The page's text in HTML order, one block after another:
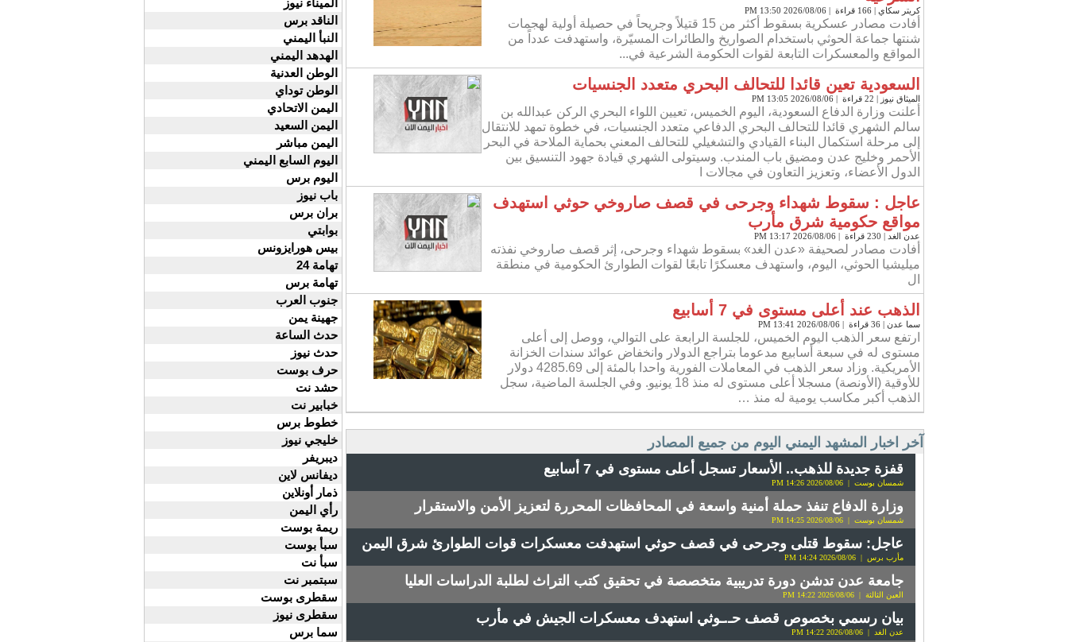
كريتر سكاي | 166 قراءة | 2026/08/06 13:50 PM
أفادت مصادر عسكرية بسقوط أكثر من 15 قتيلاً وجريحاً في حصيلة أولية لهجمات
شنتها جماعة الحوثي باستخدام الصواريخ والطائرات المسيّرة، واستهدفت عدداً من
المواقع والمعسكرات التابعة لقوات الحكومة الشرعية في...
السعودية تعين قائدا للتحالف البحري متعدد الجنسيات
الميثاق نيوز | 22 قراءة | 2026/08/06 13:05 PM
أعلنت وزارة الدفاع السعودية، اليوم الخميس، تعيين اللواء البحري الركن عبدالله بن
سالم الشهري قائدا للتحالف البحري الدفاعي متعدد الجنسيات، في خطوة تمهد للانتقال
إلى مرحلة استكمال البناء القيادي والتشغيلي للتحالف المعني بحماية الملاحة في البحر
الأحمر وخليج عدن ومضيق باب المندب. وسيتولى الشهري قيادة جهود التنسيق بين
الدول الأعضاء، وتعزيز التعاون في مجالات ا
عاجل : سقوط شهداء وجرحى في قصف صاروخي حوثي استهدف
مواقع حكومية شرق مأرب
عدن الغد | 230 قراءة | 2026/08/06 13:17 PM
أفادت مصادر لصحيفة «عدن الغد» بسقوط شهداء وجرحى، إثر قصف صاروخي نفذته
ميليشيا الحوثي، اليوم، واستهدف معسكرًا تابعًا لقوات الطوارئ الحكومية في منطقة
ال
الذهب عند أعلى مستوى في 7 أسابيع
سما عدن | 36 قراءة | 2026/08/06 13:41 PM
ارتفع سعر الذهب اليوم الخميس، للجلسة الرابعة على التوالي، ووصل إلى أعلى
مستوى له في سبعة أسابيع مدعوما بتراجع الدولار وانخفاض عوائد سندات الخزانة
الأمريكية. وزاد سعر الذهب في المعاملات الفورية واحدا بالمئة إلى 4285.69 دولار
للأوقية (الأونصة) مسجلا أعلى مستوى له منذ 18 يونيو. وفي الجلسة الماضية، سجل
الذهب أكبر مكاسب يومية له منذ …
آخر اخبار المشهد اليمني اليوم من جميع المصادر
قفزة جديدة للذهب.. الأسعار تسجل أعلى مستوى في 7 أسابيع
شمسان بوست | 2026/08/06 14:26 PM
وزارة الدفاع تنفذ حملة أمنية واسعة في المحافظات المحررة لتعزيز الأمن والاستقرار
شمسان بوست | 2026/08/06 14:25 PM
عاجل: سقوط قتلى وجرحى في قصف حوثي استهدفت معسكرات قوات الطوارئ شرق اليمن
مأرب برس | 2026/08/06 14:24 PM
جامعة عدن تدشن دورة تدريبية متخصصة في تحقيق كتب التراث لطلبة الدراسات العليا
العين الثالثة | 2026/08/06 14:22 PM
بيان رسمي بخصوص قصف حـ.ـوثي استهدف معسكرات الجيش في مأرب
عدن الغد | 2026/08/06 14:22 PM
الميناء نيوز
الناقد برس
النبأ اليمني
الهدهد اليمني
الوطن العدنية
الوطن توداي
اليمن الاتحادي
اليمن السعيد
اليمن مباشر
اليوم السابع اليمني
اليوم برس
باب نيوز
بران برس
بوابتي
بيس هورايزونس
تهامة 24
تهامة برس
جنوب العرب
جهينة يمن
حدث الساعة
حدث نيوز
حرف بوست
حشد نت
خبابير نت
خطوط برس
خليجي نيوز
ديبريفر
ديفانس لاين
ذمار أونلاين
رأي اليمن
ريمة بوست
سبأ بوست
سبأ نت
سبتمبر نت
سقطرى بوست
سقطرى نيوز
سما برس